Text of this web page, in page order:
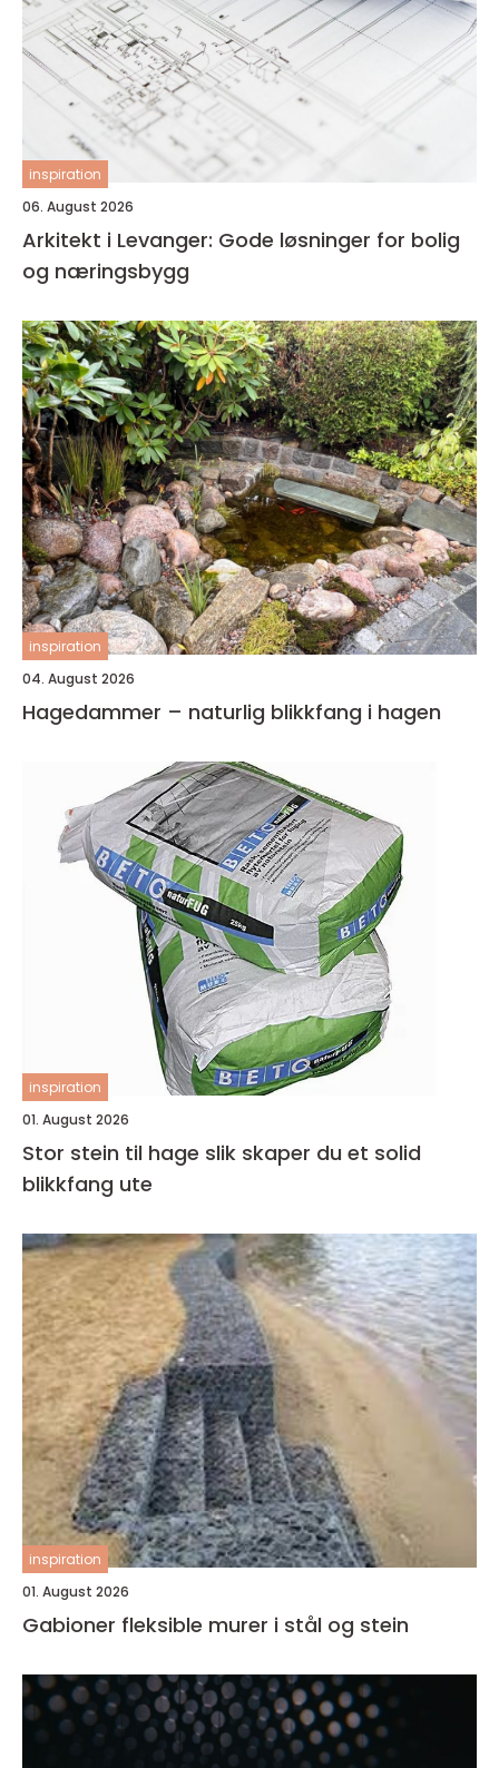
inspiration
06. August 2026
Arkitekt i Levanger: Gode løsninger for bolig
og næringsbygg
inspiration
04. August 2026
Hagedammer – naturlig blikkfang i hagen
inspiration
01. August 2026
Stor stein til hage slik skaper du et solid
blikkfang ute
inspiration
01. August 2026
Gabioner fleksible murer i stål og stein